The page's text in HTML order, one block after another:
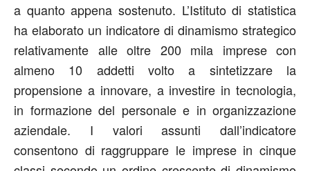
a quanto appena sostenuto. L’Istituto di statistica
ha elaborato un indicatore di dinamismo strategico
relativamente alle oltre 200 mila imprese con
almeno 10 addetti volto a sintetizzare la
propensione a innovare, a investire in tecnologia,
in formazione del personale e in organizzazione
aziendale. I valori assunti dall’indicatore
consentono di raggruppare le imprese in cinque